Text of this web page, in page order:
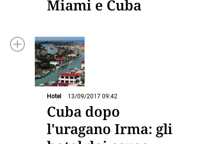
Miami e Cuba
Hotel 13/09/2017 09:42
Cuba dopo
l'uragano Irma: gli